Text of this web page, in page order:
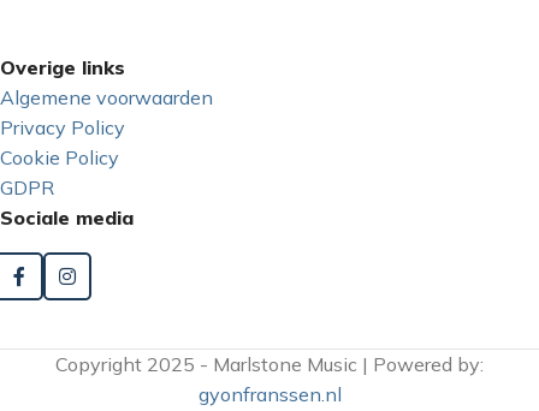
Overige links
Algemene voorwaarden
Privacy Policy
Cookie Policy
GDPR
Sociale media
Copyright 2025 - Marlstone Music | Powered by:
gyonfranssen.nl